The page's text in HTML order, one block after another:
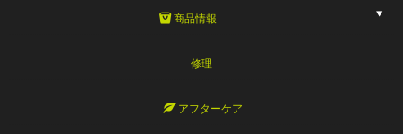
商品情報
修理
アフターケア